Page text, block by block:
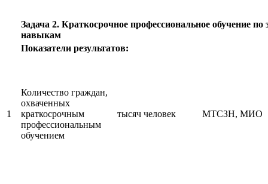
Задача 2. Краткосрочное профессиональное обучение
навыкам
Показатели результатов:
1
Количество граждан,
охваченных
краткосрочным
профессиональным
обучением
тысяч человек МТСЗН, МИО